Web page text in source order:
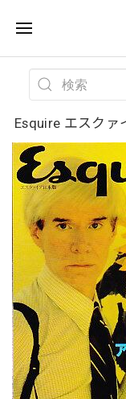
Esquire エスクァ